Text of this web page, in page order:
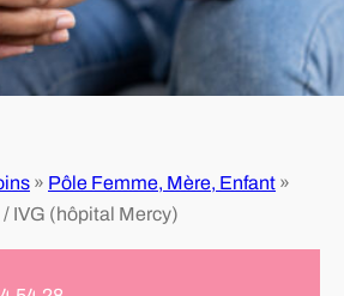
» Pôle Femme, Mère, Enfant »
IVG (hôpital Mercy)